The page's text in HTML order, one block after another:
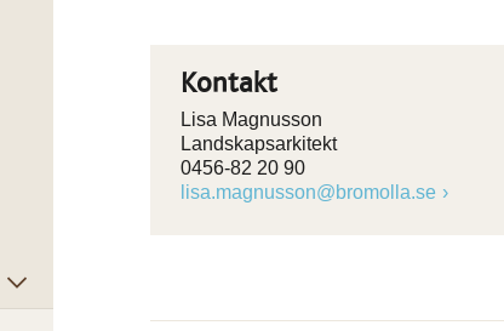
Kontakt
Lisa Magnusson
Landskapsarkitekt
0456-82 20 90
lisa.magnusson@bromolla.se